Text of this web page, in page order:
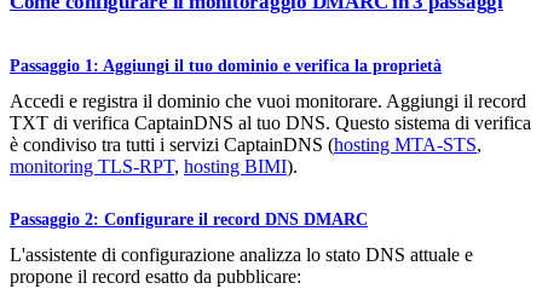
Passaggio 1: Aggiungi il tuo dominio e verifica la proprietà
Accedi e registra il dominio che vuoi monitorare. Aggiungi il record
TXT di verifica CaptainDNS al tuo DNS. Questo sistema di verifica
è condiviso tra tutti i servizi CaptainDNS (hosting MTA-STS,
monitoring TLS-RPT, hosting BIMI).
Passaggio 2: Configurare il record DNS DMARC
L'assistente di configurazione analizza lo stato DNS attuale e
propone il record esatto da pubblicare: